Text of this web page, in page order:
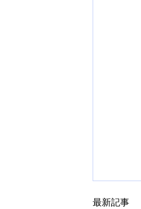
最新記事